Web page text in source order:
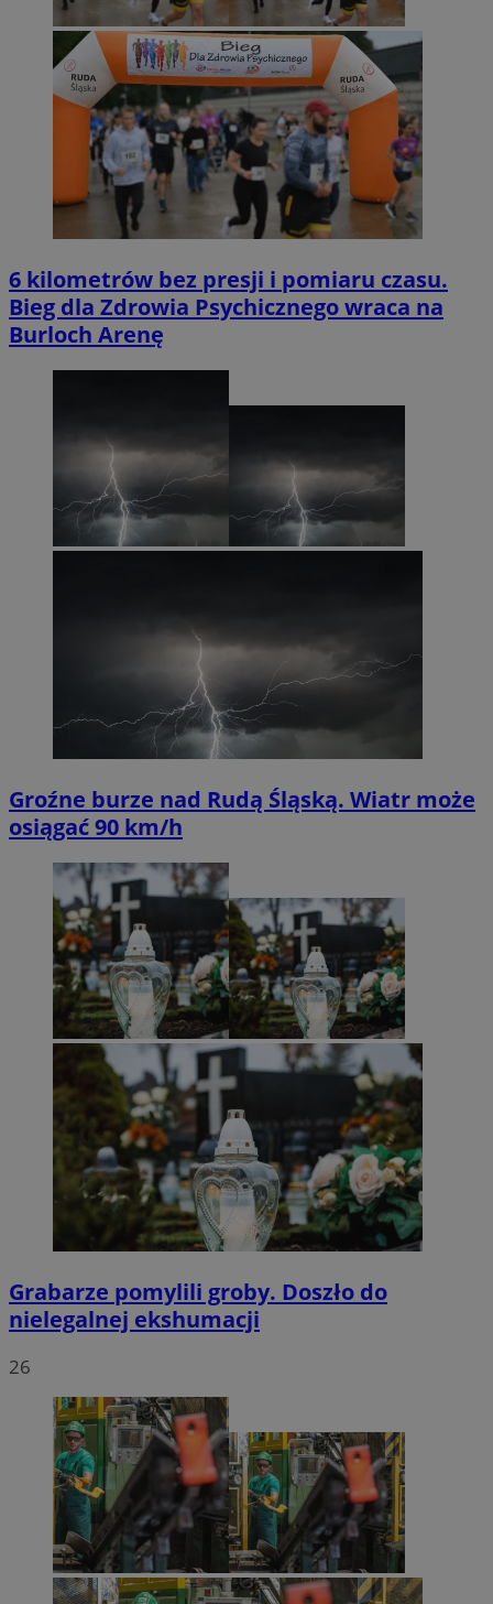
6 kilometrów bez presji i pomiaru czasu.
Bieg dla Zdrowia Psychicznego wraca na
Burloch Arenę
Groźne burze nad Rudą Śląską. Wiatr może
osiągać 90 km/h
Grabarze pomylili groby. Doszło do
nielegalnej ekshumacji
26